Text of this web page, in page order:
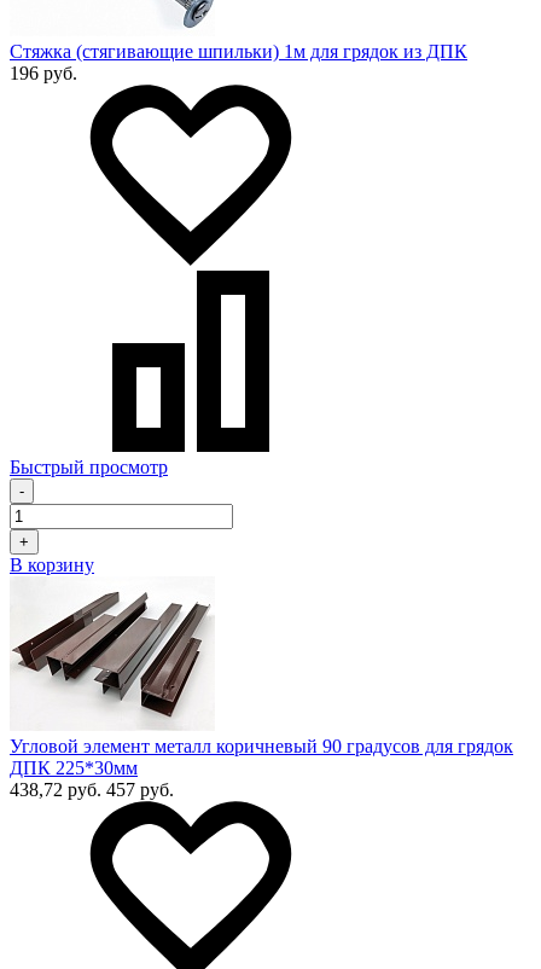
Стяжка (стягивающие шпильки) 1м для грядок из ДПК
196 руб.
Быстрый просмотр
-
+
В корзину
Угловой элемент металл коричневый 90 градусов для грядок
ДПК 225*30мм
438,72 руб. 457 руб.